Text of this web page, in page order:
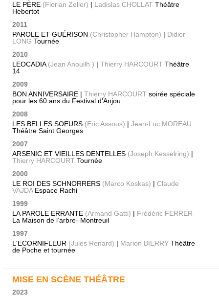
LE PÈRE (Florian Zeller) | Ladislas CHOLLAT Théâtre
Hebertot
2011
PAROLE ET GUÉRISON (Christopher Hampton) | Didier
LONG Tournée
2010
LEOCADIA(Jean Anouilh ) | Thierry HARCOURT Théâtre
14
2009
BON ANNIVERSAIRE | Thierry HARCOURT soirée spéciale
pour les 60 ans du Festival d’Anjou
2008
LES BELLES SOEURS (Eric Assous) | Jean-Luc MOREAU
Théâtre Saint Georges
2007
ARSENIC ET VIEILLES DENTELLES (Joseph Kesselring) |
Thierry HARCOURT Tournée
2000
LE ROI DES SCHNORRERS (Marco Koskas) | Claude
VAJDAEspace Rachi
1999
LA PAROLE ERRANTE (Armand Gatti) | Frédéric FERRER
La Maison de l’arbre- Montreuil
1997
L'ECORNIFLEUR (Jules Renard) | Marion BIERRY Théâtre
de Poche et tournée
MISE EN SCÈNE THÉÂTRE
2023